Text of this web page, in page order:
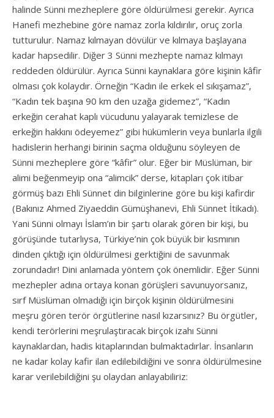
halinde Sünni mezheplere göre öldürülmesi gerekir. Ayrıca
Hanefi mezhebine göre namaz zorla kıldırılır, oruç zorla
tutturulur. Namaz kılmayan dövülür ve kılmaya başlayana
kadar hapsedilir. Diğer 3 Sünni mezhepte namaz kılmayı
reddeden öldürülür. Ayrıca Sünni kaynaklara göre kişinin kâfir
olması çok kolaydır. Örneğin “Kadın ile erkek el sıkışamaz”,
“Kadın tek başına 90 km den uzağa gidemez”, “Kadın
erkeğin cerahat kaplı vücudunu yalayarak temizlese de
erkeğin hakkını ödeyemez” gibi hükümlerin veya bunlarla ilgili
hadislerin herhangi birinin saçma olduğunu söyleyen de
Sünni mezheplere göre “kâfir” olur. Eğer bir Müslüman, bir
alimi beğenmeyip ona “alimcik” derse, kitapları çok itibar
görmüş bazı Ehli Sünnet din bilginlerine göre bu kişi kafirdir
(Bakınız Ahmed Ziyaeddin Gümüşhanevi, Ehli Sünnet İtikadı).
Yani Sünni olmayı İslam’ın bir şartı olarak gören bir kişi, bu
görüşünde tutarlıysa, Türkiye’nin çok büyük bir kısmının
dinden çıktığı için öldürülmesi gerktiğini de savunmak
zorundadır! Dini anlamada yöntem çok önemlidir. Eğer Sünni
mezhepler adına ortaya konan görüşleri savunuyorsanız,
sırf Müslüman olmadığı için birçok kişinin öldürülmesini
meşru gören terör örgütlerine nasıl kızarsınız? Bu örgütler,
kendi terörlerini meşrulaştıracak birçok izahı Sünni
kaynaklardan, hadis kitaplarından bulmaktadırlar. İnsanların
ne kadar kolay kafir ilan edilebildiğini ve sonra öldürülmesine
karar verilebildiğini şu olaydan anlayabiliriz: